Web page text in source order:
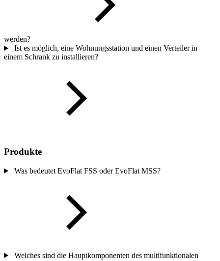
werden?
Ist es möglich, eine Wohnungsstation und einen Verteiler in
einem Schrank zu installieren?
Produkte
Was bedeutet EvoFlat FSS oder EvoFlat MSS?
Welches sind die Hauptkomponenten des multifunktionalen